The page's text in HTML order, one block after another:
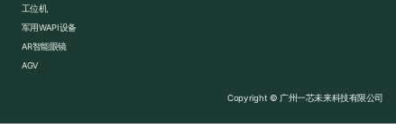
工位机
军用WAPI设备
AR智能眼镜
AGV
Copyright © 广州一芯未来科技有限公司